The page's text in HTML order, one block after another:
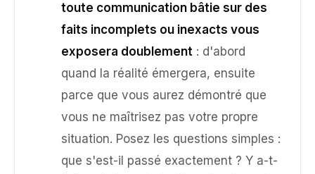
toute communication bâtie sur des
faits incomplets ou inexacts vous
exposera doublement : d'abord
quand la réalité émergera, ensuite
parce que vous aurez démontré que
vous ne maîtrisez pas votre propre
situation. Posez les questions simples :
que s'est-il passé exactement ? Y a-t-